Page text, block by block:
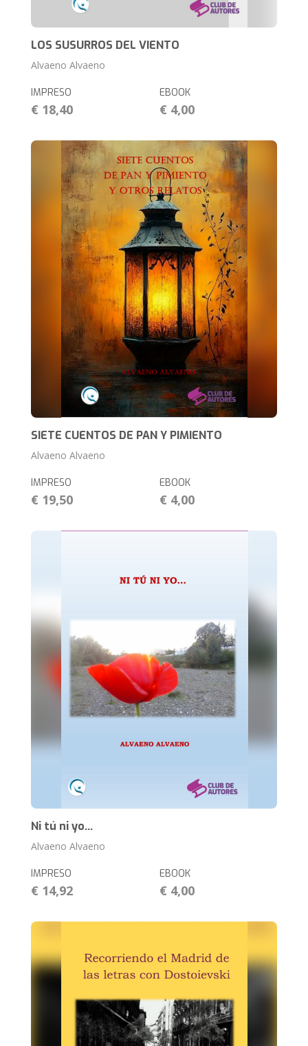
LOS SUSURROS DEL VIENTO
Alvaeno Alvaeno
IMPRESO
€ 18,40
EBOOK
€ 4,00
SIETE CUENTOS DE PAN Y PIMIENTO
Alvaeno Alvaeno
IMPRESO
€ 19,50
EBOOK
€ 4,00
Ni tú ni yo...
Alvaeno Alvaeno
IMPRESO
€ 14,92
EBOOK
€ 4,00